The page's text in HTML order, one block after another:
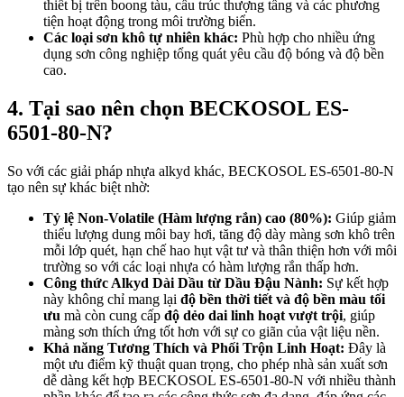
thiết bị trên boong tàu, cấu trúc thượng tầng và các phương
tiện hoạt động trong môi trường biển.
Các loại sơn khô tự nhiên khác: Phù hợp cho nhiều ứng
dụng sơn công nghiệp tổng quát yêu cầu độ bóng và độ bền
cao.
4. Tại sao nên chọn BECKOSOL ES-
6501-80-N?
So với các giải pháp nhựa alkyd khác, BECKOSOL ES-6501-80-N
tạo nên sự khác biệt nhờ:
Tỷ lệ Non-Volatile (Hàm lượng rắn) cao (80%): Giúp giảm
thiểu lượng dung môi bay hơi, tăng độ dày màng sơn khô trên
mỗi lớp quét, hạn chế hao hụt vật tư và thân thiện hơn với môi
trường so với các loại nhựa có hàm lượng rắn thấp hơn.
Công thức Alkyd Dài Dầu từ Dầu Đậu Nành: Sự kết hợp
này không chỉ mang lại độ bền thời tiết và độ bền màu tối
ưu mà còn cung cấp độ dẻo dai linh hoạt vượt trội, giúp
màng sơn thích ứng tốt hơn với sự co giãn của vật liệu nền.
Khả năng Tương Thích và Phối Trộn Linh Hoạt: Đây là
một ưu điểm kỹ thuật quan trọng, cho phép nhà sản xuất sơn
dễ dàng kết hợp BECKOSOL ES-6501-80-N với nhiều thành